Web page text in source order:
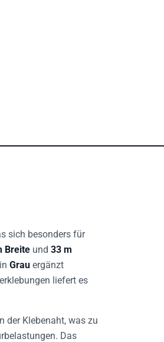
sich besonders für
Breite und 33 m
Grau ergänzt
liefert es
der Klebenaht, was zu
Das